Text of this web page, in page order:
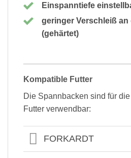
Einspanntiefe
geringer Verschleiß an
(gehärtet)
Kompatible Futter
Die Spannbacken sind für
Futter verwendbar:
FORKARDT